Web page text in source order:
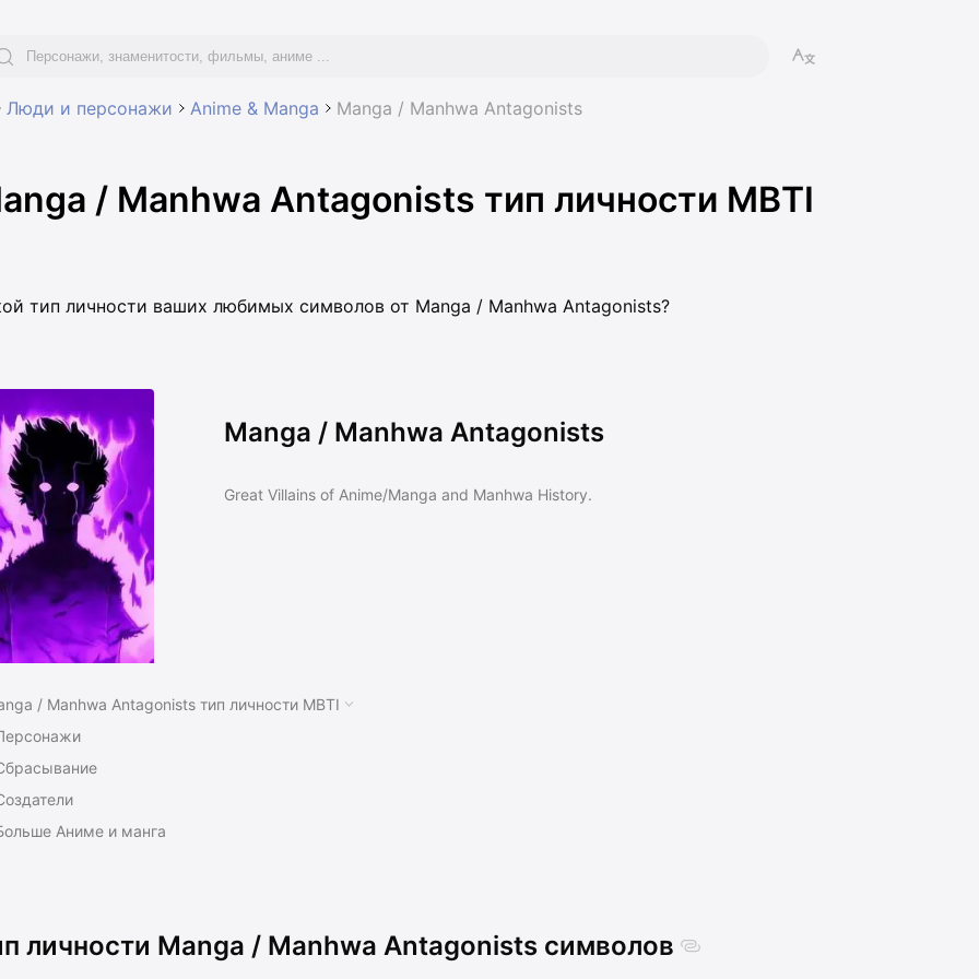
Люди и персонажи Anime & Manga Manga / Manhwa Antagonists
/ Manhwa Antagonists тип личности MBTI
тип личности ваших любимых символов от Manga / Manhwa Antagonists?
Manga / Manhwa Antagonists
Great Villains of Anime/Manga and Manhwa History.
/ Manhwa Antagonists тип личности MBTI
Аниме и манга
личности Manga / Manhwa Antagonists символов